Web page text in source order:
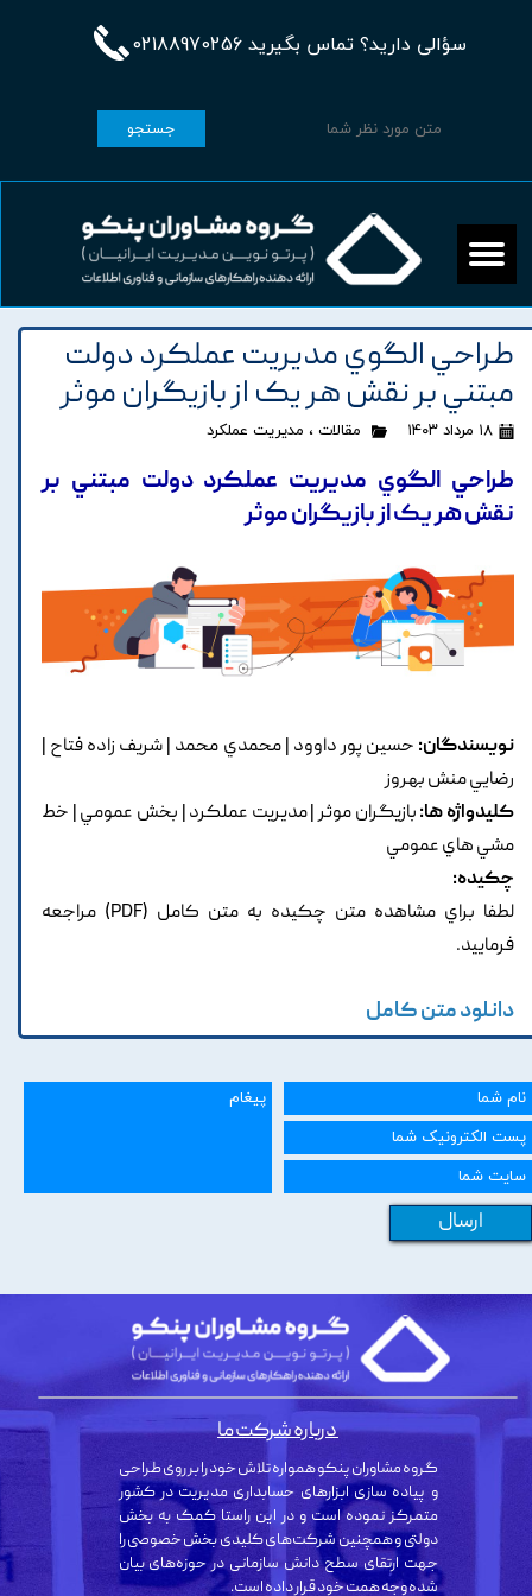
سؤالی دارید؟ تماس بگیرید 02188970256
جستجو
طراحي الگوي مديريت عملکرد دولت
مبتني بر نقش هر يک از بازيگران موثر
۱۸ مرداد ۱۴۰۳ مقالات ، مدیریت عملکرد
طراحي الگوي مديريت عملکرد دولت مبتني بر
نقش هر يک از بازيگران موثر
نویسندگان: حسين پور داوود | محمدي محمد | شريف زاده فتاح |
رضايي منش بهروز
کلیدواژه ها:بازيگران موثر | مديريت عملکرد | بخش عمومي | خط
مشي هاي عمومي
چکیده:
لطفا براي مشاهده متن چکيده به متن کامل (PDF) مراجعه
فرماييد.
دانلود متن کامل
ارسال
گروه مشاوران پنکو همواره تلاش خود را بر روی طراحی
و پیاده سازی ابزارهای حسابداری مدیریت در کشور
متمرکز نموده است و در این راستا کمک به بخش
دولتی و همچنین شرکت‌های کلیدی بخش خصوصی را
جهت ارتقای سطح دانش سازمانی در حوزه‌های بیان
شده وجه همت خود قرار داده است.
درباره شرکت ما